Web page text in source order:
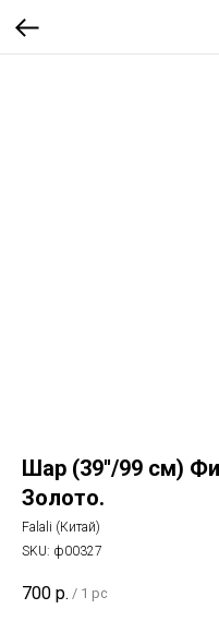
Шар (39''/99 см)
Золото.
Falali (Китай)
SKU: ф00327
700 р. / 1 pc